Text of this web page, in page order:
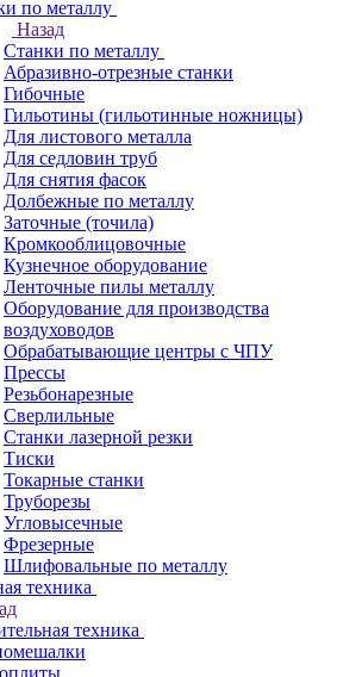
по металлу
Назад
Станки по металлу
Абразивно-отрезные станки
Гибочные
Гильотины (гильотинные ножницы)
Для листового металла
Для седловин труб
Для снятия фасок
Долбежные по металлу
Заточные (точила)
Кромкооблицовочные
Кузнечное оборудование
Ленточные пилы металлу
Оборудование для производства
воздуховодов
Обрабатывающие центры с ЧПУ
Прессы
Резьбонарезные
Сверлильные
Станки лазерной резки
Тиски
Токарные станки
Труборезы
Угловысечные
Фрезерные
Шлифовальные по металлу
техника
техника